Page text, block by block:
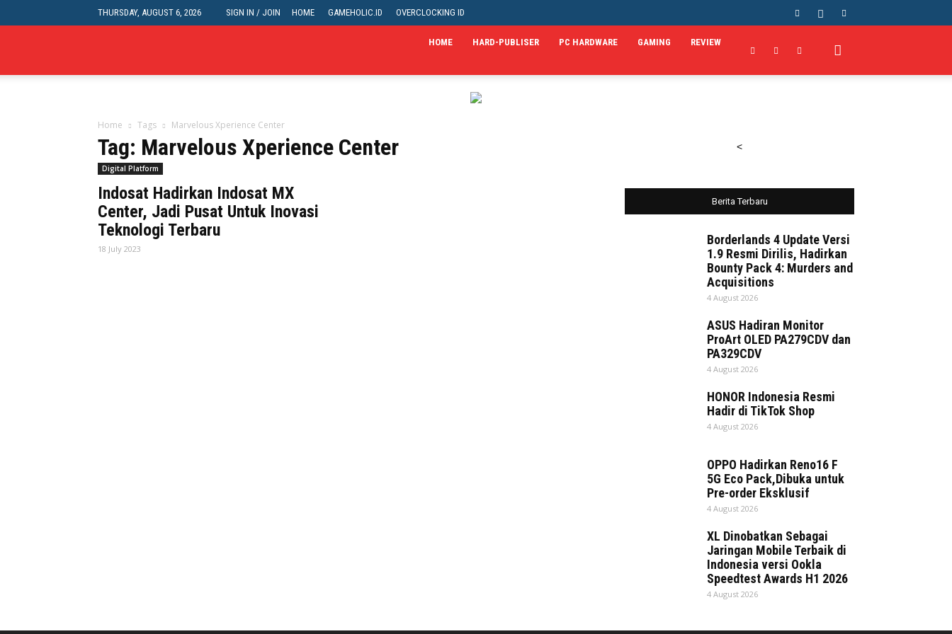
THURSDAY, AUGUST 6, 2026 SIGN IN / JOIN HOME GAMEHOLIC.ID OVERCLOCKING ID
HOME HARD-PUBLISER PC HARDWARE GAMING REVIEW
Home Tags Marvelous Xperience Center
Tag: Marvelous Xperience Center
Digital Platform
Indosat Hadirkan Indosat MX
Center, Jadi Pusat Untuk Inovasi
Teknologi Terbaru
18 July 2023
<
Berita Terbaru
Borderlands 4 Update Versi
1.9 Resmi Dirilis, Hadirkan
Bounty Pack 4: Murders and
Acquisitions
4 August 2026
ASUS Hadiran Monitor
ProArt OLED PA279CDV dan
PA329CDV
4 August 2026
HONOR Indonesia Resmi
Hadir di TikTok Shop
4 August 2026
OPPO Hadirkan Reno16 F
5G Eco Pack,Dibuka untuk
Pre-order Eksklusif
4 August 2026
XL Dinobatkan Sebagai
Jaringan Mobile Terbaik di
Indonesia versi Ookla
Speedtest Awards H1 2026
4 August 2026